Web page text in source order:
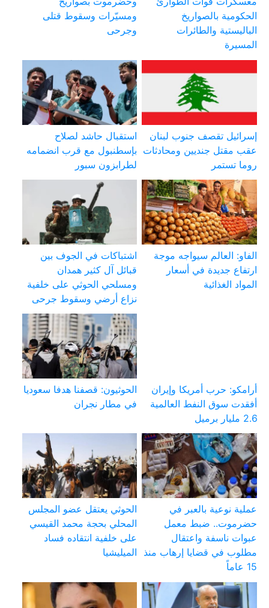
الحكومية بالصواريخ
الباليستية والطائرات
المسيرة
ومسيّرات وسقوط قتلى
وجرحى
إسرائيل تقصف جنوب لبنان
عقب مقتل جنديين ومحادثات
روما تستمر
استقبال حاشد لصلاح
بإسطنبول مع قرب انضمامه
لطرابزون سبور
الفاو: العالم سيواجه موجة
ارتفاع جديدة في أسعار
المواد الغذائية
اشتباكات في الجوف بين
قبائل آل كثير همدان
ومسلحي الحوثي على خلفية
نزاع أرضي وسقوط جرحى
أرامكو: حرب أمريكا وإيران
أفقدت سوق النفط العالمية
2.6 مليار برميل
الحوثيون: قصفنا هدفا سعوديا
في مطار نجران
عملية نوعية بالعبر في
حضرموت.. ضبط معمل
عبوات ناسفة واعتقال
مطلوب في قضايا إرهاب منذ
15 عاماً
الحوثي يعتقل عضو المجلس
المحلي بحجة محمد القيسي
على خلفية انتقاده فساد
الميليشيا